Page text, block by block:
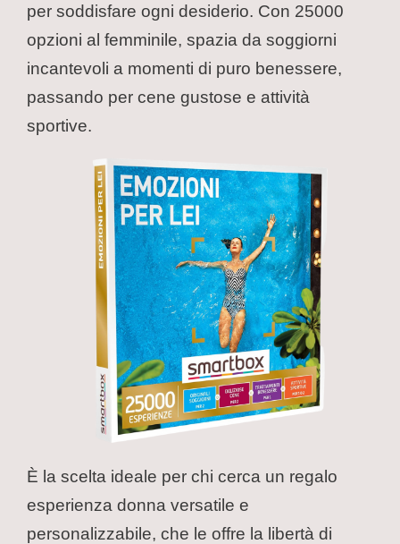
per soddisfare ogni desiderio. Con 25000
opzioni al femminile, spazia da soggiorni
incantevoli a momenti di puro benessere,
passando per cene gustose e attività
sportive.
È la scelta ideale per chi cerca un regalo
esperienza donna versatile e
personalizzabile, che le offre la libertà di